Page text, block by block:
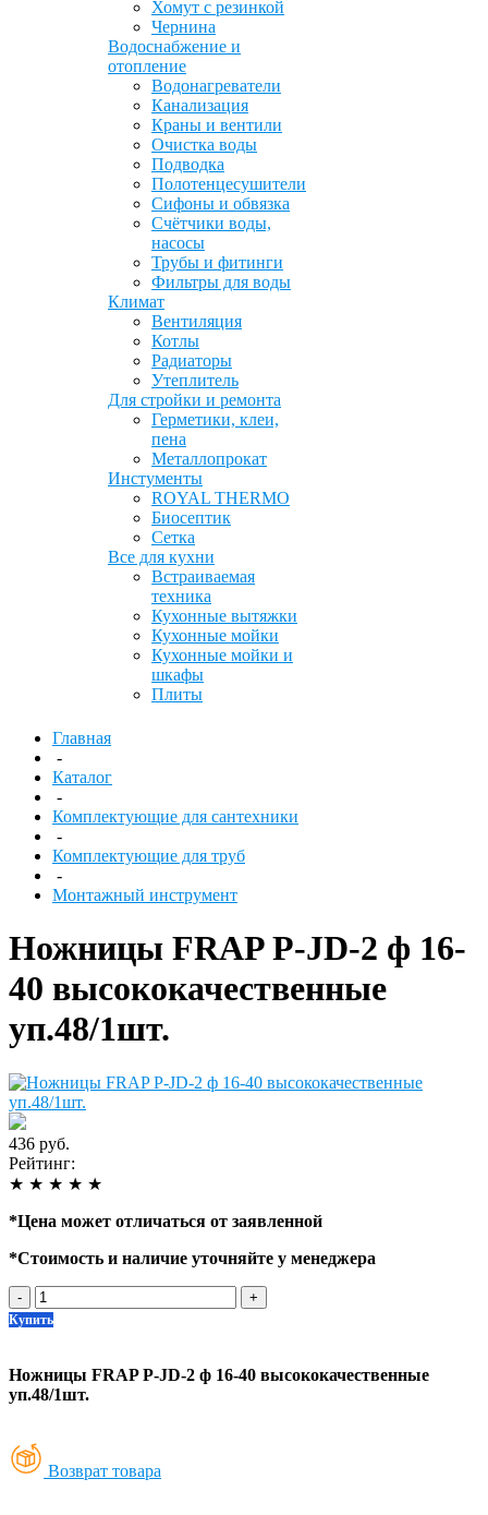
Хомут с резинкой
Чернина
Водоснабжение и
отопление
Водонагреватели
Канализация
Краны и вентили
Очистка воды
Подводка
Полотенцесушители
Сифоны и обвязка
Счётчики воды,
насосы
Трубы и фитинги
Фильтры для воды
Климат
Вентиляция
Котлы
Радиаторы
Утеплитель
Для стройки и ремонта
Герметики, клеи,
пена
Металлопрокат
Инстументы
ROYAL THERMO
Биосептик
Сетка
Все для кухни
Встраиваемая
техника
Кухонные вытяжки
Кухонные мойки
Кухонные мойки и
шкафы
Плиты
Главная
-
Каталог
-
Комплектующие для сантехники
-
Комплектующие для труб
-
Монтажный инструмент
Ножницы FRAP P-JD-2 ф 16-
40 высококачественные
уп.48/1шт.
436 руб.
Рейтинг:
★ ★ ★ ★ ★
*Цена может отличаться от заявленной
*Стоимость и наличие уточняйте у менеджера
- +
Купить
Ножницы FRAP P-JD-2 ф 16-40 высококачественные
уп.48/1шт.
Возврат товара